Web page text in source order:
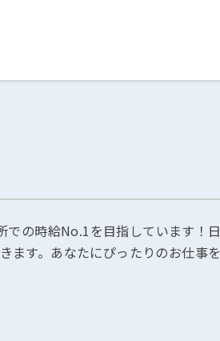
の時給No.1を目指しています！日
ます。あなたにぴったりのお仕事を